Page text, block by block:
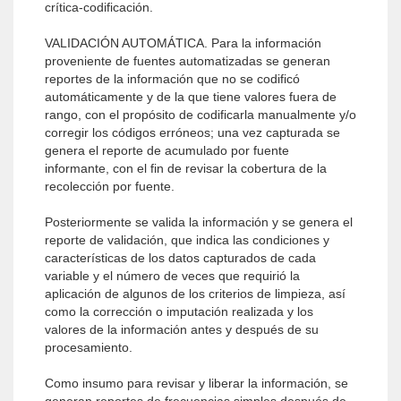
crítica-codificación.
VALIDACIÓN AUTOMÁTICA. Para la información
proveniente de fuentes automatizadas se generan
reportes de la información que no se codificó
automáticamente y de la que tiene valores fuera de
rango, con el propósito de codificarla manualmente y/o
corregir los códigos erróneos; una vez capturada se
genera el reporte de acumulado por fuente
informante, con el fin de revisar la cobertura de la
recolección por fuente.
Posteriormente se valida la información y se genera el
reporte de validación, que indica las condiciones y
características de los datos capturados de cada
variable y el número de veces que requirió la
aplicación de algunos de los criterios de limpieza, así
como la corrección o imputación realizada y los
valores de la información antes y después de su
procesamiento.
Como insumo para revisar y liberar la información, se